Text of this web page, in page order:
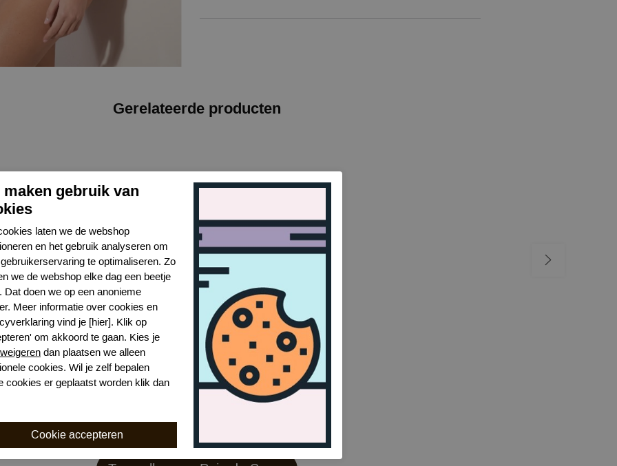
Gerelateerde producten
gebruik van
laten we de webshop
en het gebruik analyseren om
te optimaliseren. Zo
we de webshop elke dag een beetje
Dat doen we op een anonieme
Meer informatie over cookies en
vind je [hier]. Klik op
om akkoord te gaan. Kies je
weigeren dan plaatsen we alleen
cookies. Wil je zelf bepalen
cookies er geplaatst worden klik dan